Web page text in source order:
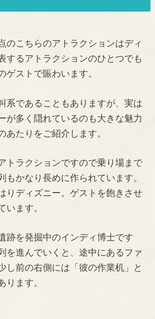
のこちらのアトラクションはディ
するアトラクションのひとつでも
ゲストで賑わいます。
系であることもありますが、実は
が多く隠れているのも大きな魅力
あたりをご紹介します。
トラクションですので乗り場まで
もかなり長めに作られています。
りディズニー。ゲストを飽きさせ
います。
跡を発掘中のインディ博士です
を進んでいくと、途中にあるファ
し前の右側には「彼の作業机」と
ります。